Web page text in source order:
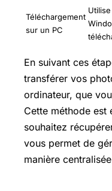
Téléchargement
sur un PC
En suivant ces
transférer vos
ordinateur, que
Cette méthode est
souhaitez
vous permet de
manière